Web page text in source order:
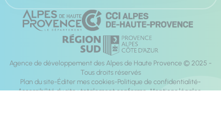
Agence de développement des Alpes de Haute Provence © 2025 -
Tous droits réservés
Plan du site Éditer mes cookies Politique de confidentialité
Accessibilité du site : totalement conforme Mentions légales